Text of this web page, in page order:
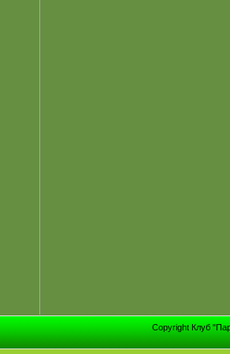
Copyright Клуб